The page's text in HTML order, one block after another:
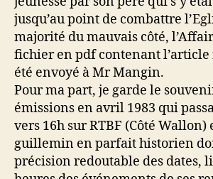
jusqu’au point de combattre
majorité du mauvais côté,
fichier en pdf contenant l’article
été envoyé à Mr Mangin.
Pour ma part, je garde le
émissions en avril 1983 qui
vers 16h sur RTBF (Côté
guillemin en parfait historien
précision redoutable des dates,